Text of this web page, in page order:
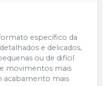
específico da
e delicados,
ou de difícil
movimentos mais
acabamento mais